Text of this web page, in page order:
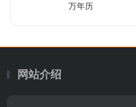
万年历
网站介绍